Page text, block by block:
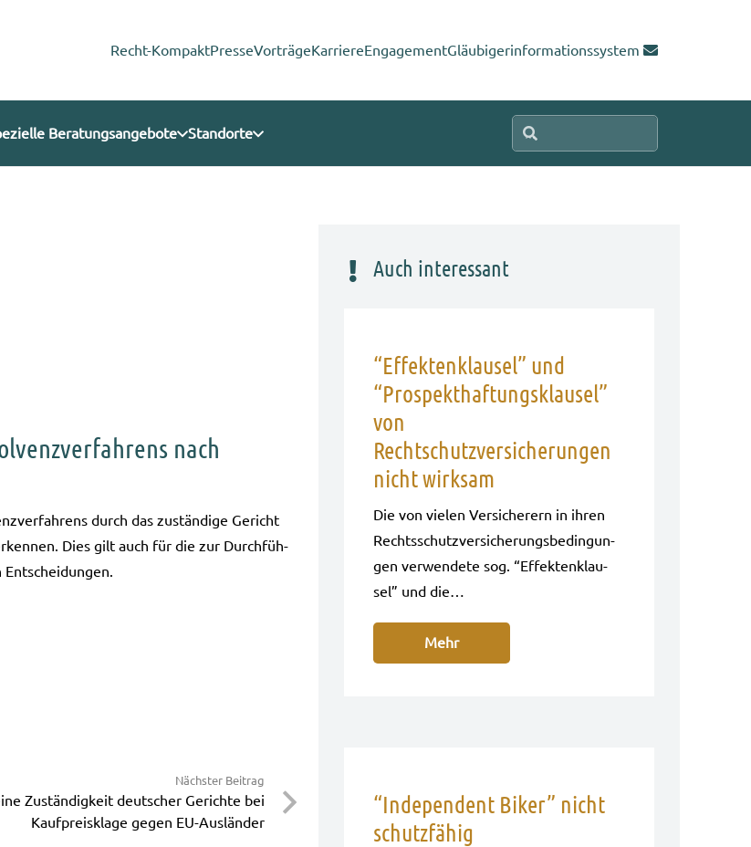
Recht-KompaktPresseVorträgeKarriereEngagementGläubigerinformationssystem
Beratungsangebote Standorte
nach
durch das zustän­di­ge Gericht
Dies gilt auch für die zur Durch­füh­
Nächster Beitrag
Zuständigkeit deutscher Gerichte bei
Kaufpreisklage gegen EU-Ausländer
Auch interessant
“Effektenklausel” und
“Prospekthaftungsklausel”
von
Rechtschutzversicherungen
nicht wirksam
Die von vie­len Ver­si­che­rern in ihren
Rechts­schutz­ver­si­che­rungs­be­din­gun­
gen ver­wen­de­te sog. “Effek­ten­klau­
sel” und die…
Mehr
“Independent Biker” nicht
schutzfähig